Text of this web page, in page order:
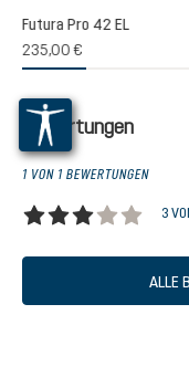
Bewertung von
Futura Pro 42 EL
235,00 €
Bewertungen
1 VON 1 BEWERTUNGEN
3
ALLE